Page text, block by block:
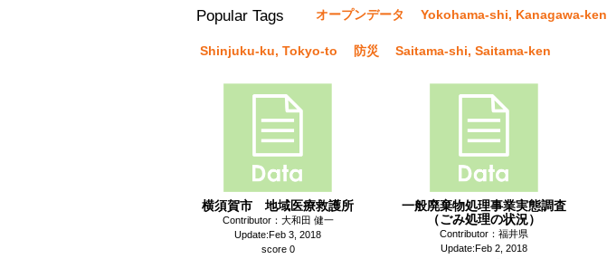
Popular Tags オープンデータ Yokohama-shi, Kanagawa-ken
Shinjuku-ku, Tokyo-to
防災 Saitama-shi, Saitama-ken
横須賀市 地域医療救護所
Contributor：大和田 健一
Update:Feb 3, 2018
score 0
一般廃棄物処理事業実態調査
（ごみ処理の状況）
Contributor：福井県
Update:Feb 2, 2018